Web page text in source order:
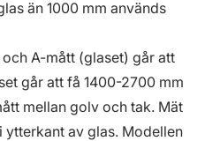
än 1000 mm används
A-mått (glaset) går att
går att få 1400-2700 mm
mellan golv och tak. Mät
av glas. Modellen